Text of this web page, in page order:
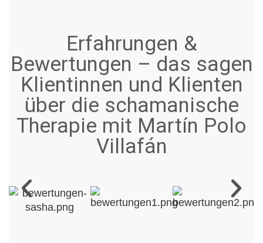
Erfahrungen &
Bewertungen – das sagen
Klientinnen und Klienten
über die schamanische
Therapie mit Martín Polo
Villafán